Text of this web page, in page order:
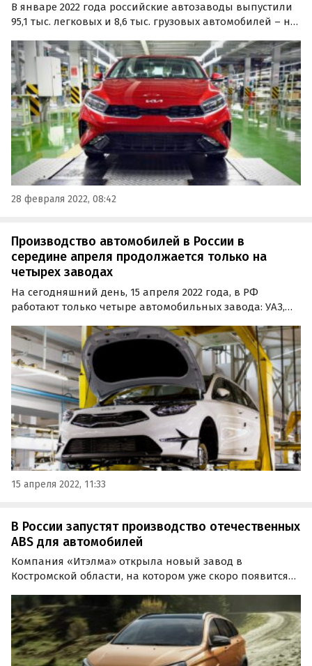
В январе 2022 года российские автозаводы выпустили
95,1 тыс. легковых и 8,6 тыс. грузовых автомобилей – на
Об этом стало известно из последнего отчета Росстата.
28 февраля 2022, 08:42
Производство автомобилей в России в
середине апреля продолжается только на
четырех заводах
На сегодняшний день, 15 апреля 2022 года, в РФ
работают только четыре автомобильных завода: УАЗ,
калининградский «Автотор», ныне собирающих только
Kia и Hyundai.
15 апреля 2022, 11:33
В России запустят производство отечественных
ABS для автомобилей
Компания «Итэлма» открыла новый завод в
Костромской области, на котором уже скоро появится
антиблокировочной системы тормозов (ABS) для
автомобилей. На данный момент предприятие уже
работает.